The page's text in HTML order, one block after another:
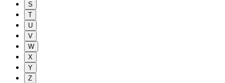
S
T
U
V
W
X
Y
Z